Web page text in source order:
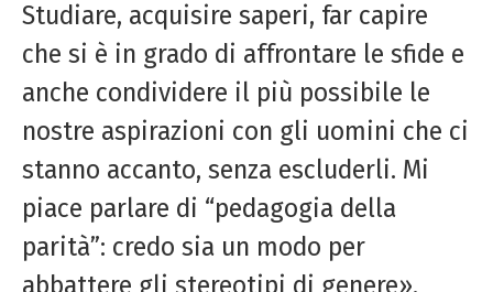
Studiare, acquisire saperi, far capire
che si è in grado di affrontare le sfide e
anche condividere il più possibile le
nostre aspirazioni con gli uomini che ci
stanno accanto, senza escluderli. Mi
piace parlare di “pedagogia della
parità”: credo sia un modo per
abbattere gli stereotipi di genere».